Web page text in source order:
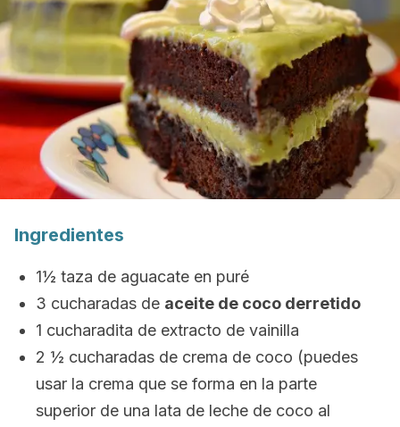
Ingredientes
1½ taza de aguacate en puré
3 cucharadas de aceite de coco derretido
1 cucharadita de extracto de vainilla
2 ½ cucharadas de crema de coco (puedes
usar la crema que se forma en la parte
superior de una lata de leche de coco al